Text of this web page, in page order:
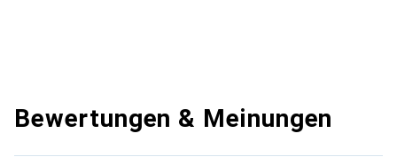
Bewertungen & Meinungen